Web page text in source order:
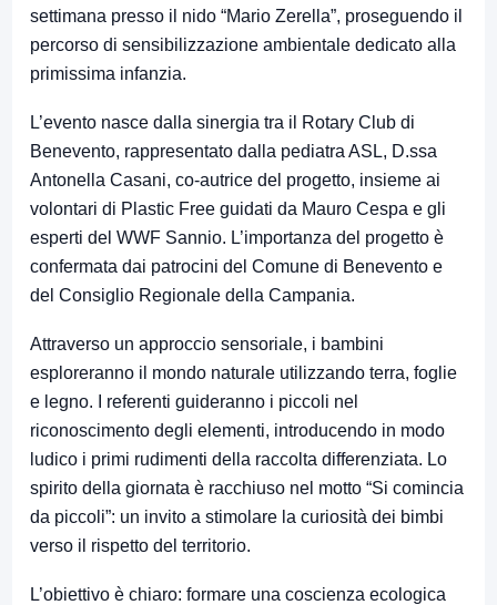
settimana presso il nido “Mario Zerella”, proseguendo il
percorso di sensibilizzazione ambientale dedicato alla
primissima infanzia.
L’evento nasce dalla sinergia tra il Rotary Club di
Benevento, rappresentato dalla pediatra ASL, D.ssa
Antonella Casani, co-autrice del progetto, insieme ai
volontari di Plastic Free guidati da Mauro Cespa e gli
esperti del WWF Sannio. L’importanza del progetto è
confermata dai patrocini del Comune di Benevento e
del Consiglio Regionale della Campania.
Attraverso un approccio sensoriale, i bambini
esploreranno il mondo naturale utilizzando terra, foglie
e legno. I referenti guideranno i piccoli nel
riconoscimento degli elementi, introducendo in modo
ludico i primi rudimenti della raccolta differenziata. Lo
spirito della giornata è racchiuso nel motto “Si comincia
da piccoli”: un invito a stimolare la curiosità dei bimbi
verso il rispetto del territorio.
L’obiettivo è chiaro: formare una coscienza ecologica